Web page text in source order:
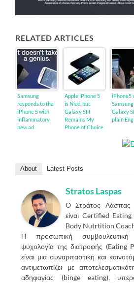
RELATED ARTICLES
Samsung
responds to the
iPhone 5 with
inflammatory
new ad
Apple iPhone 5
is Nice, but
Galaxy SIII
Remains My
Phone of Choice
iPhone5
Samsung
Galaxy
plain
About Latest Posts
Stratos Laspas
O Στράτος Λάσπας
είναι Certified
Body Nutrtition
Η προσωπική συμβουλευτική
ψυχολογία της διατροφής (Eating
είναι μια συναρπαστική και
αντιμετωπίζει με
αδηφαγίας (binge eating),